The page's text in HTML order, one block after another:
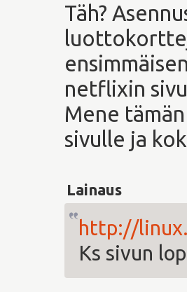
Täh?
netflixin
Mene
sivulle ja
Lainaus
http://
Ks sivun